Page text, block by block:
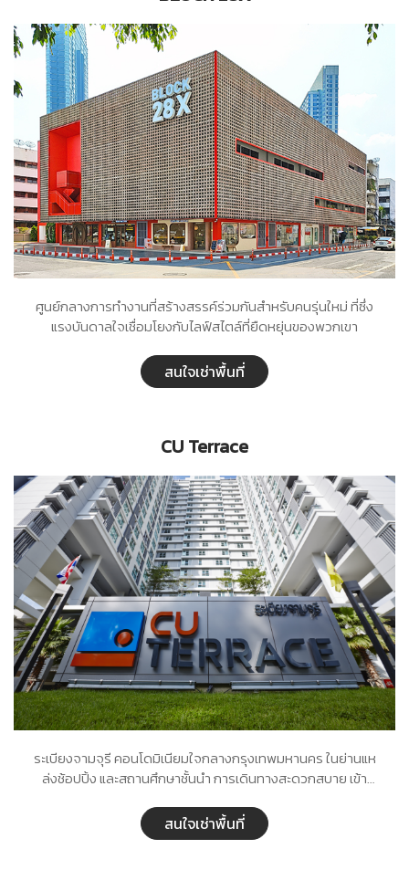
ศูนย์กลางการทำงานที่สร้างสรรค์ร่วมกันสำหรับคนรุ่นใหม่ ที่ซึ่ง
แรงบันดาลใจเชื่อมโยงกับไลฟ์สไตล์ที่ยืดหยุ่นของพวกเขา
สนใจเช่าพื้นที่
CU Terrace
ระเบียงจามจุรี คอนโดมิเนียมใจกลางกรุงเทพมหานคร ในย่านแห
ล่งช้อปปิ้ง และสถานศึกษาชั้นนำ การเดินทางสะดวกสบาย เข้า
และใกล้รถไฟฟ้า สถานีสนามกีฬาแห่งชาติ
สนใจเช่าพื้นที่